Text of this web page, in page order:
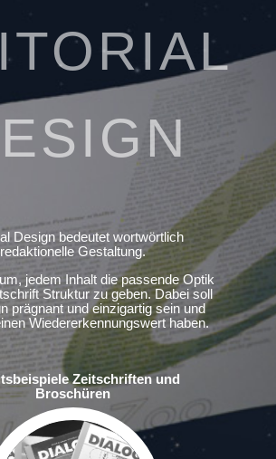
Design bedeutet wortwörtlich
redaktionelle Gestaltung.
jedem Inhalt die passende Optik
Struktur zu geben. Dabei soll
prägnant und einzigartig sein und
Wiedererkennungswert haben.
Zeitschriften und
Broschüren